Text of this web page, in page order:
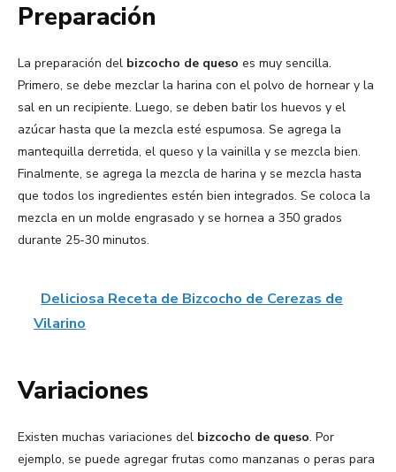
Preparación
La preparación del bizcocho de queso es muy sencilla.
Primero, se debe mezclar la harina con el polvo de hornear y la
sal en un recipiente. Luego, se deben batir los huevos y el
azúcar hasta que la mezcla esté espumosa. Se agrega la
mantequilla derretida, el queso y la vainilla y se mezcla bien.
Finalmente, se agrega la mezcla de harina y se mezcla hasta
que todos los ingredientes estén bien integrados. Se coloca la
mezcla en un molde engrasado y se hornea a 350 grados
durante 25-30 minutos.
Deliciosa Receta de Bizcocho de Cerezas de
Vilarino
Variaciones
Existen muchas variaciones del bizcocho de queso. Por
ejemplo, se puede agregar frutas como manzanas o peras para